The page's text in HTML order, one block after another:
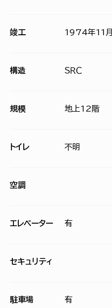
竣工 1974年11月
構造 ＳＲＣ
規模 地上12階
トイレ 不明
空調
エレベーター 有
セキュリティ
駐車場 有